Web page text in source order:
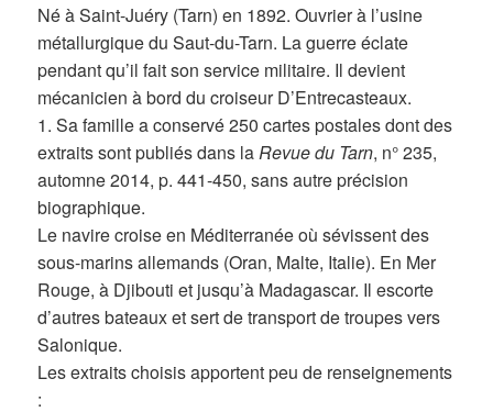
Né à Saint-Juéry (Tarn) en 1892. Ouvrier à l’usine
métallurgique du Saut-du-Tarn. La guerre éclate
pendant qu’il fait son service militaire. Il devient
mécanicien à bord du croiseur D’Entrecasteaux.
1. Sa famille a conservé 250 cartes postales dont des
extraits sont publiés dans laRevue du Tarn, n° 235,
automne 2014, p. 441-450, sans autre précision
biographique.
Le navire croise en Méditerranée où sévissent des
sous-marins allemands (Oran, Malte, Italie). En Mer
Rouge, à Djibouti et jusqu’à Madagascar. Il escorte
d’autres bateaux et sert de transport de troupes vers
Salonique.
Les extraits choisis apportent peu de renseignements
: